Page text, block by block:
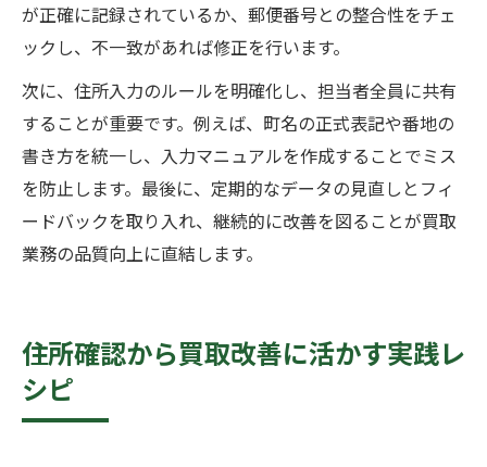
が正確に記録されているか、郵便番号との整合性をチェ
ックし、不一致があれば修正を行います。
次に、住所入力のルールを明確化し、担当者全員に共有
することが重要です。例えば、町名の正式表記や番地の
書き方を統一し、入力マニュアルを作成することでミス
を防止します。最後に、定期的なデータの見直しとフィ
ードバックを取り入れ、継続的に改善を図ることが買取
業務の品質向上に直結します。
住所確認から買取改善に活かす実践レ
シピ